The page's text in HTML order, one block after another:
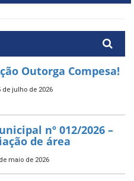
Outorga Compesa!
de julho de 2026
nº 012/2026 –
de área
maio de 2026